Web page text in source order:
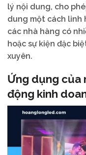
lý nội dung, cho
dung một cách linh
các nhà hàng có
hoặc sự kiện đặc
xuyên.
Ứng dụng của
động kinh